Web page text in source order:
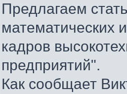
Предлагаем
математических
кадров
предприятий".
Как сообщает